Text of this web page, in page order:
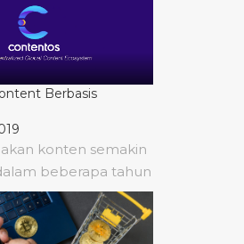
Berbasis
konten semakin
beberapa tahun